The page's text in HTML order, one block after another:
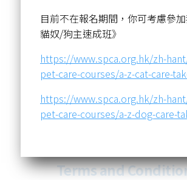
目前不在報名期間，你可考慮參
貓奴/狗主速成班》
https://www.spca.org.hk/zh-
pet-care-courses/a-z-cat-care-
https://www.spca.org.hk/zh-
pet-care-courses/a-z-dog-care-
社交媒體
其
Terms and